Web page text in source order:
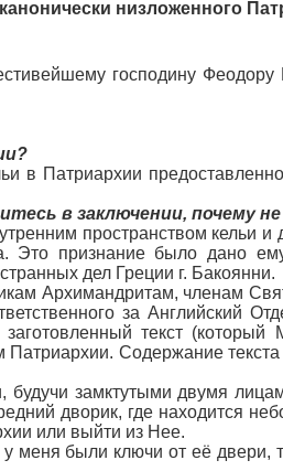
низложенного
господину
в Патриархии
в заключении, почему
пространством кельи и
признание было дано
дел Греции г. Бакоянни.
Архимандритам, членам
за Английский
заготовленный текст
Содержание
замктутыми двумя
дворик, где находится
или выйти из Нее.
были ключи от её двери,